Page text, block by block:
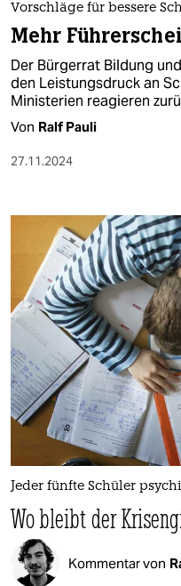
Vorschläge für bessere
Mehr
Der Bürgerrat Bildung
den Leistungsdruck an
Ministerien reagieren
Von Ralf Pauli
27.11.2024
Jeder fünfte Schüler
Wo bleibt der
Kommentar von